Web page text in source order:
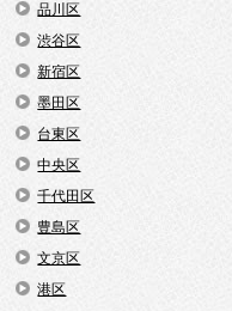
品川区
渋谷区
新宿区
墨田区
台東区
中央区
千代田区
豊島区
文京区
港区